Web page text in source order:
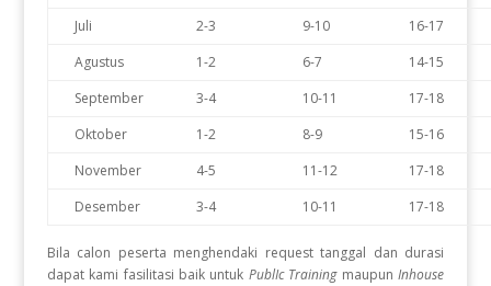
Juli
2-3 9-10
16-17
Agustus
1-2 6-7
14-15
September
3-4 10-11
17-18
Oktober
1-2 8-9
15-16
November
4-5 11-12
17-18
Desember
3-4 10-11 17-18
Bila calon peserta menghendaki request tanggal dan durasi
dapat kami fasilitasi baik untuk PublIc TrainingmaupunInhouse